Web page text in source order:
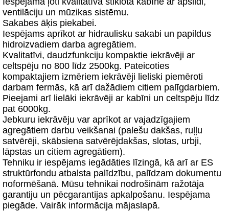
ventilāciju un mūzikas sistēmu.
Sakabes āķis piekabei.
Iespējams aprīkot ar hidraulisku sakabi un papildus
hidroizvadiem darba agregātiem.
Kvalitatīvi, daudzfunkciju kompaktie iekrāvēji ar
celtspēju no 800 līdz 2500kg. Pateicoties
kompaktajiem izmēriem iekrāvēji lieliski piemēroti
darbam fermās, kā arī dažādiem citiem palīgdarbiem.
Pieejami arī lielāki iekrāvēji ar kabīni un celtspēju līdz
pat 6000kg.
Jebkuru iekrāvēju var aprīkot ar vajadzīgajiem
agregātiem darbu veikšanai (palešu dakšas, ruļļu
satvērēji, skābsiena satvērējdakšas, slotas, urbji,
lāpstas un citiem agregātiem).
Tehniku ir iespējams iegādāties līzingā, kā arī ar ES
struktūrfondu atbalsta palīdzību, palīdzam dokumentu
noformēšanā. Mūsu tehnikai nodrošinām ražotāja
garantiju un pēcgarantijas apkalpošanu. Iespējama
piegāde. Vairāk informācija mājaslapā.